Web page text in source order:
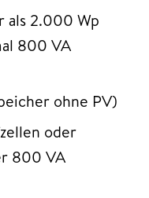
als 2.000 Wp
800 VA
ohne PV)
oder
800 VA